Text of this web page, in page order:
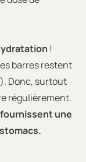
!
barres restent
). Donc, surtout
régulièrement.
une